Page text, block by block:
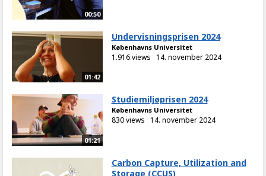
00:50
01:42
Undervisningsprisen 2024
Københavns Universitet
1.916 views 14. november 2024
01:21
Studiemiljøprisen 2024
Københavns Universitet
830 views 14. november 2024
Carbon Capture, Utilization and
Storage (CCUS)